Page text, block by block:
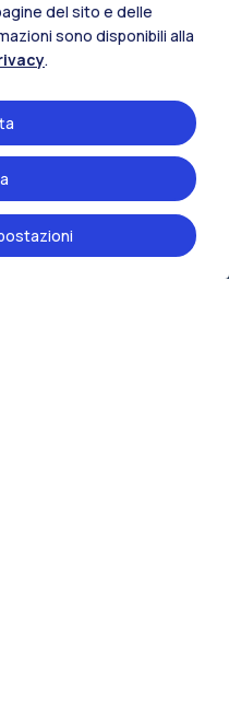
del sito e delle
sono disponibili alla
.